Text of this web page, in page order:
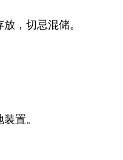
，切忌混储。
置。